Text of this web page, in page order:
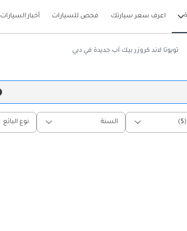
اعرف سعر سيارتك فحص للسيارات أخبار السيارات
تويوتا لاند كروزر بيك آب جديدة في دبي
السنة نوع البائع